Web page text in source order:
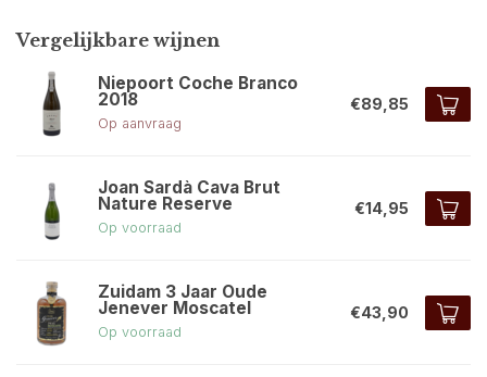
Vergelijkbare wijnen
Niepoort Coche Branco
2018
Op aanvraag
€89,85
Joan Sardà Cava Brut
Nature Reserve
Op voorraad
€14,95
Zuidam 3 Jaar Oude
Jenever Moscatel
Op voorraad
€43,90